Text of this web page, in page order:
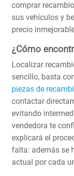
comprar
sus vehículos y
precio
¿Cómo
Localizar
sencillo, basta
piezas de
contactar
evitando
vendedora te
explicará el
falta: además se
actual por cada